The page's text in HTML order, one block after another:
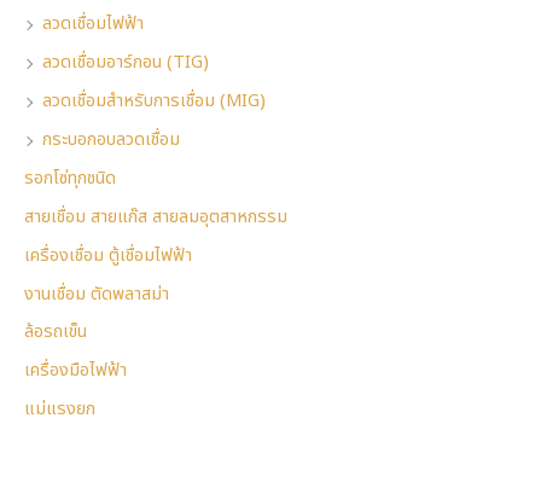
ลวดเชื่อมไฟฟ้า
ลวดเชื่อมอาร์กอน (TIG)
ลวดเชื่อมสำหรับการเชื่อม (MIG)
กระบอกอบลวดเชื่อม
รอกโซ่ทุกชนิด
สายเชื่อม สายแก๊ส สายลมอุตสาหกรรม
เครื่องเชื่อม ตู้เชื่อมไฟฟ้า
งานเชื่อม ตัดพลาสม่า
ล้อรถเข็น
เครื่องมือไฟฟ้า
แม่แรงยก